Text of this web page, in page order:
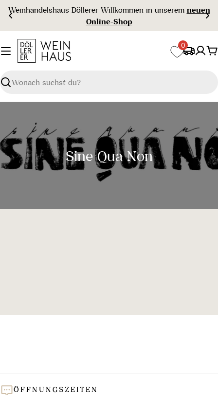
Zum
Inhalt
springen
Weinhandelshaus Döllerer Willkommen in unserem neuen
Online-Shop
Suchen
0
S
a
Sine Qua Non
ÖFFNUNGSZEITEN